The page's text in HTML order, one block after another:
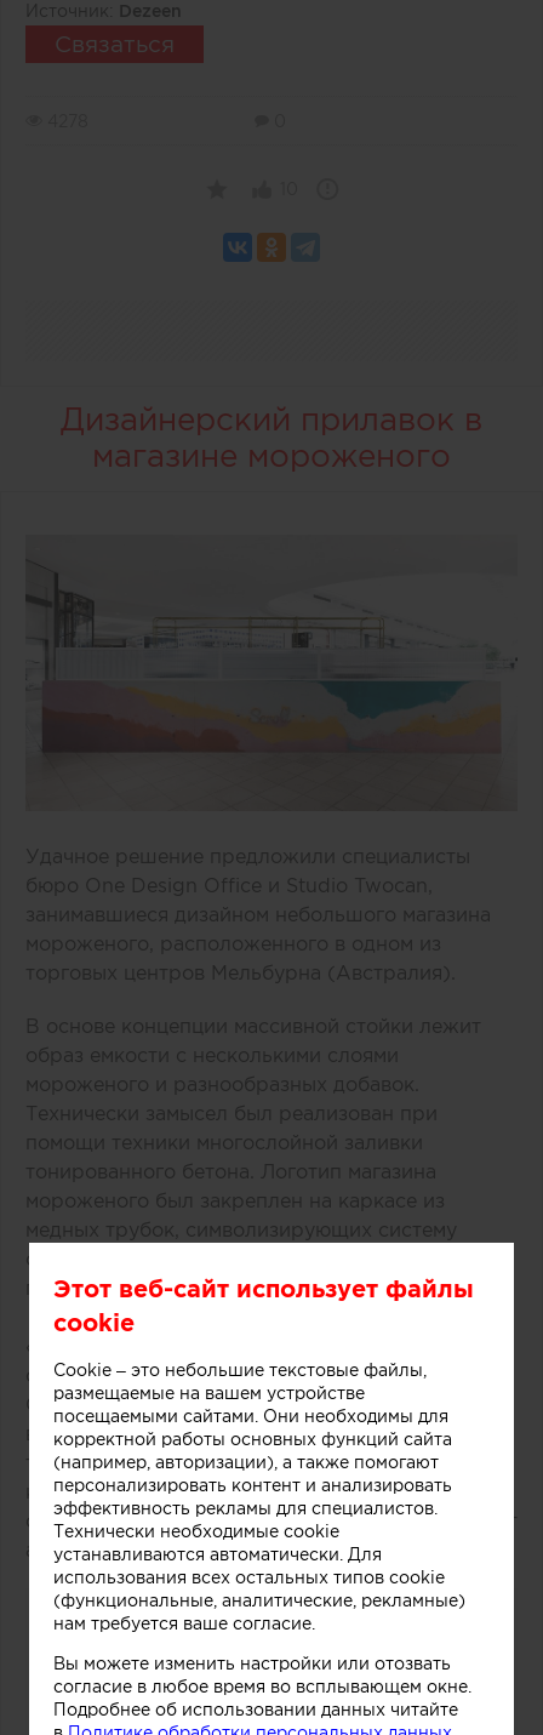
Источник:
Dezeen
Связаться
Дизайнерский прилавок в
магазине мороженого
Удачное решение предложили специалисты
бюро One Design Office и Studio Twocan,
занимавшиеся дизайном небольшого магазина
мороженого, расположенного в одном из
торговых центров Мельбурна (Австралия).
В основе концепции массивной стойки лежит
образ емкости с несколькими слоями
мороженого и разнообразных добавок.
Технически замысел был реализован при
помощи техники многослойной заливки
тонированного бетона. Логотип магазина
мороженого был закреплен на каркасе из
медных трубок, символизирующих систему
охлаждения в автоматах по производству
популярного ледяного лакомства.
«Монолитный фасад торговой точки выделяется
среди других объектов торгового центра.
Средствами дизайна нам удалось сосредоточить
внимание покупателей как на самом продукте,
так и на производственном процессе, в основе
которого перемешивание слоев фруктов, ягод,
орехов и ароматических добавок», рассказывают
авторы этого небольшого проекта.
Этот веб-сайт использует файлы
cookie
Cookie – это небольшие текстовые файлы,
размещаемые на вашем устройстве
посещаемыми сайтами. Они необходимы для
корректной работы основных функций сайта
(например, авторизации), а также помогают
персонализировать контент и анализировать
эффективность рекламы для специалистов.
Технически необходимые cookie
устанавливаются автоматически. Для
использования всех остальных типов cookie
(функциональные, аналитические, рекламные)
нам требуется ваше согласие.
Вы можете изменить настройки или отозвать
согласие в любое время во всплывающем окне.
Подробнее об использовании данных читайте